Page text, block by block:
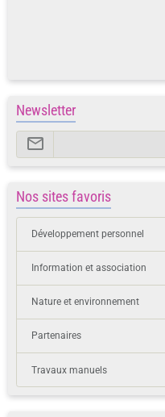
Newsletter
Nos sites favoris
Développement personnel
Information et association
Nature et environnement
Partenaires
Travaux manuels